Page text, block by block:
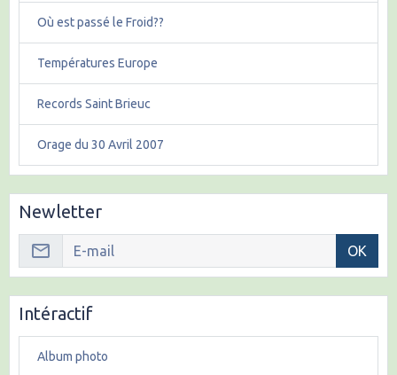
Où est passé le Froid??
Températures Europe
Records Saint Brieuc
Orage du 30 Avril 2007
Newletter
OK
Intéractif
Album photo